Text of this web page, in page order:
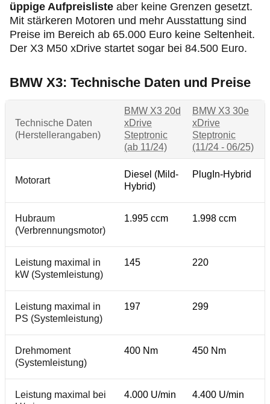
üppige Aufpreisliste aber keine Grenzen gesetzt.
Mit stärkeren Motoren und mehr Ausstattung sind
Preise im Bereich ab 65.000 Euro keine Seltenheit.
Der X3 M50 xDrive startet sogar bei 84.500 Euro.
BMW X3: Technische Daten und Preise
Technische Daten
(Herstellerangaben)
BMW X3 20d
xDrive
Steptronic
(ab 11/24)
BMW X3 30e
xDrive
Steptronic
(11/24 - 06/25)
Motorart
Diesel (Mild-
Hybrid)
PlugIn-Hybrid
Hubraum
(Verbrennungsmotor)
1.995 ccm 1.998 ccm
Leistung maximal in
kW (Systemleistung)
145 220
Leistung maximal in
PS (Systemleistung)
197 299
Drehmoment
(Systemleistung)
400 Nm 450 Nm
Leistung maximal bei
4.000 U/min 4.400 U/min